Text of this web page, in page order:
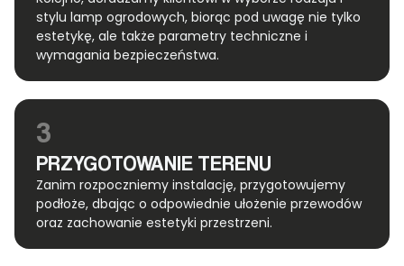
stylu lamp ogrodowych, biorąc pod uwagę nie tylko
estetykę, ale także parametry techniczne i
wymagania bezpieczeństwa.
3
PRZYGOTOWANIE TERENU
Zanim rozpoczniemy instalację, przygotowujemy
podłoże, dbając o odpowiednie ułożenie przewodów
oraz zachowanie estetyki przestrzeni.